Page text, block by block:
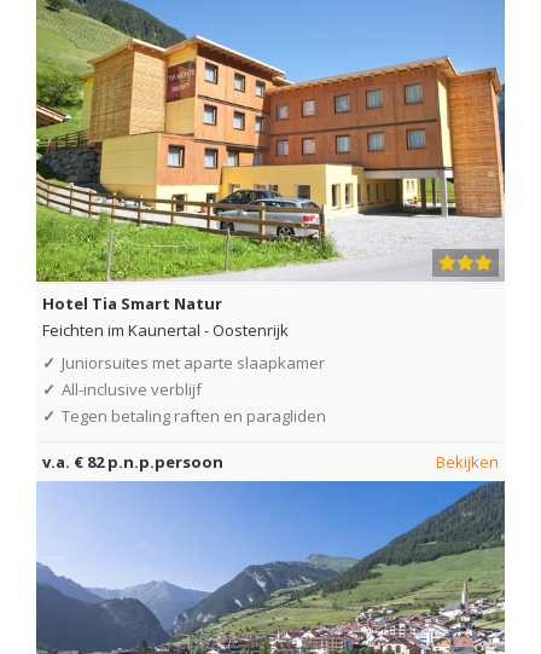
Hotel Tia Smart Natur
Feichten im Kaunertal -Oostenrijk
✓ Juniorsuites met aparte slaapkamer
✓ All-inclusive verblijf
✓ Tegen betaling raften en paragliden
v.a. € 82 p.n.p.persoon Bekijken